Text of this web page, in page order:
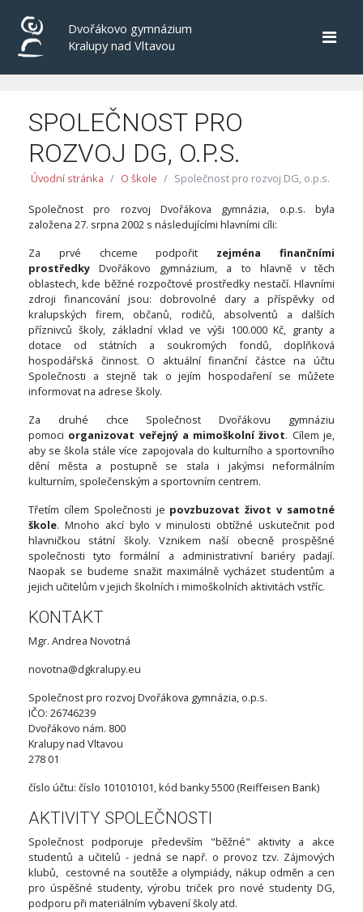
Dvořákovo gymnázium
Kralupy nad Vltavou
SPOLEČNOST PRO
ROZVOJ DG, O.P.S.
Úvodní stránka O škole Společnost pro rozvoj DG, o.p.s.
Společnost pro rozvoj Dvořákova gymnázia, o.p.s. byla
založena 27. srpna 2002 s následujícími hlavními cíli:
Za prvé chceme podpořit
zejména finančními
prostředky
Dvořákovo gymnázium, a to hlavně v těch
oblastech, kde běžné rozpočtové prostředky nestačí. Hlavními
zdroji financování jsou: dobrovolné dary a příspěvky od
kralupských firem, občanů, rodičů, absolventů a dalších
příznivců školy, základní vklad ve výši 100.000 Kč, granty a
dotace od státních a soukromých fondů, doplňková
hospodářská činnost. O aktuální finanční částce na účtu
Společnosti a stejně tak o jejím hospodaření se můžete
informovat na adrese školy.
Za druhé chce Společnost Dvořákovu gymnáziu
pomoci organizovat veřejný a mimoškolní život. Cílem je,
aby se škola stále více zapojovala do kulturního a sportovního
dění města a postupně se stala i jakýmsi neformálním
kulturním, společenským a sportovním centrem.
Třetím cílem Společnosti je povzbuzovat život v samotné
škole. Mnoho akcí bylo v minulosti obtížné uskutečnit pod
hlavničkou státní školy. Vznikem naší obecně prospěšné
společnosti tyto formální a administrativní bariéry padají.
Naopak se budeme snažit maximálně vycházet studentům a
jejich učitelům v jejich školních i mimoškolních aktivitách vstříc.
KONTAKT
Mgr. Andrea Novotná
novotna@dgkralupy.eu
Společnost pro rozvoj Dvořákova gymnázia, o.p.s.
IČO: 26746239
Dvořákovo nám. 800
Kralupy nad Vltavou
278 01
číslo účtu: číslo 101010101, kód banky 5500 (Reiffeisen Bank)
AKTIVITY SPOLEČNOSTI
Společnost podporuje především "běžné" aktivity a akce
studentů a učitelů - jedná se např. o provoz tzv. Zájmových
klubů, cestovné na soutěže a olympiády, nákup odměn a cen
pro úspěšné studenty, výrobu triček pro nové studenty DG,
podporu při materiálním vybavení školy atd.